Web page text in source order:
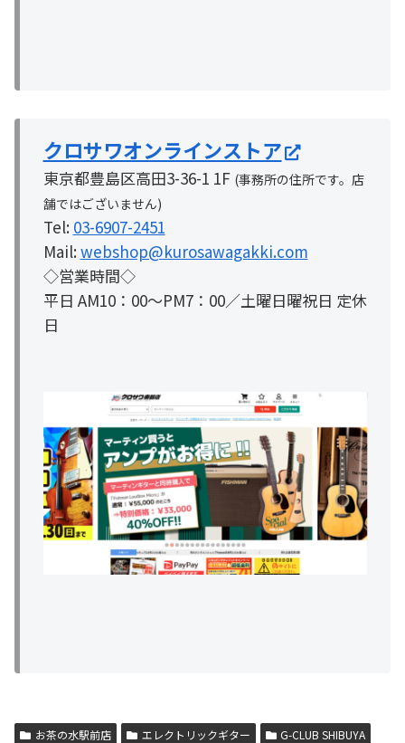
クロサワオンラインストア
東京都豊島区高田3-36-1 1F (事務所の住所です。店
舗ではございません)
Tel: 03-6907-2451
Mail: webshop@kurosawagakki.com
◇営業時間◇
平日 AM10：00～PM7：00／土曜日曜祝日 定休
日
お茶の水駅前店 エレクトリックギター
G-CLUB SHIBUYA